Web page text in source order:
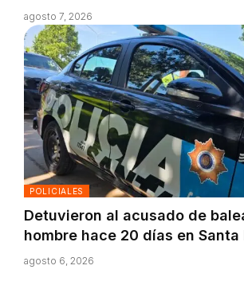
agosto 7, 2026
POLICIALES
Detuvieron al acusado de
hombre hace 20 días en Santa
agosto 6, 2026